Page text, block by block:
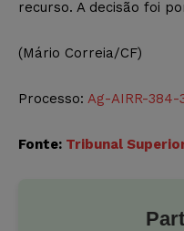
recurso. A decisão foi
(Mário Correia/CF)
Processo: Ag-AIRR-384-
Fonte: Tribunal